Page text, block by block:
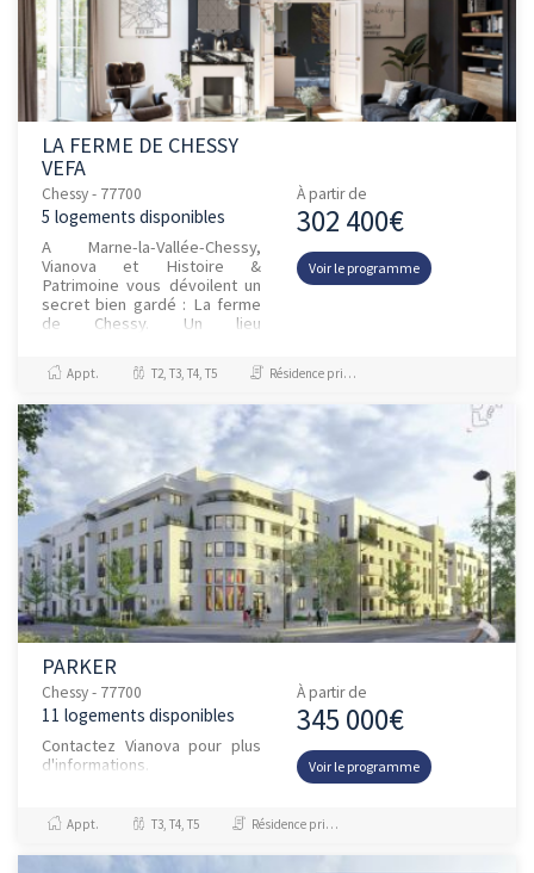
LA FERME DE CHESSY
VEFA
Chessy - 77700
5 logements disponibles
A Marne-la-Vallée-Chessy,
Vianova et Histoire &
Patrimoine vous dévoilent un
secret bien gardé : La ferme
de Chessy. Un lieu
pendant des années en plein
cœur d’un parc c...
À partir de
302 400€
Voir le programme
Appt. T2, T3, T4, T5 Résidence principale / PTZ
PARKER
Chessy - 77700
11 logements disponibles
Contactez Vianova pour plus
d'informations.
À partir de
345 000€
Voir le programme
Appt. T3, T4, T5 Résidence principale / PTZ